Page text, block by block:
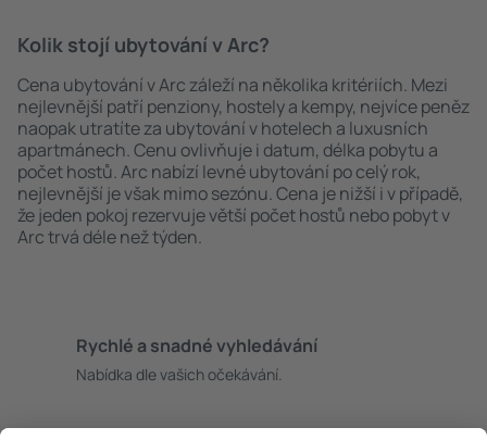
Kolik stojí ubytování v Arc?
Cena ubytování v Arc záleží na několika kritériích. Mezi
nejlevnější patří penziony, hostely a kempy, nejvíce peněz
naopak utratíte za ubytování v hotelech a luxusních
apartmánech. Cenu ovlivňuje i datum, délka pobytu a
počet hostů. Arc nabízí levné ubytování po celý rok,
nejlevnější je však mimo sezónu. Cena je nižší i v případě,
že jeden pokoj rezervuje větší počet hostů nebo pobyt v
Arc trvá déle než týden.
Rychlé a snadné vyhledávání
Nabídka dle vašich očekávání.